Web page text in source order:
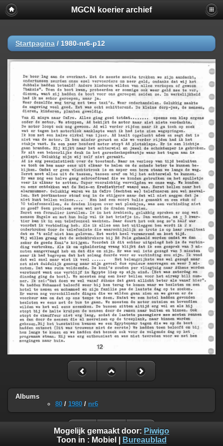
MGCN koerier archief
Startpagina / 1980-nr6-p12
Albums
80 / 1980 / nr6
Mogelijk gemaakt door: Piwigo
Toon in : Mobiel Bureaublad